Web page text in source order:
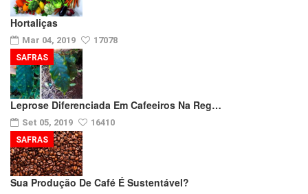
Hortaliças
Mar 04, 2019 17078
Leprose Diferenciada Em Cafeeiros Na Reg…
Set 05, 2019 16410
SAFRAS
Sua Produção De Café É Sustentável?
SAFRAS